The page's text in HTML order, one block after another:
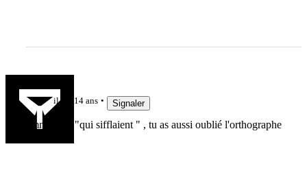
il y a 14 ans Signaler
amnésique "qui sifflaient " , tu as aussi oublié l'orthographe